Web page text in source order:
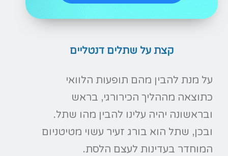
קצת על שתלים דנטליים
על מנת להבין מהם תופעות הלוואי
כתוצאה מההליך הכירורגי, בראש
ובראשונה יהיה עלינו להבין מהו שתל.
ובכן, שתל הוא בורג זעיר עשוי מטיטניום
המוחדר בעדינות לעצם הלסת.